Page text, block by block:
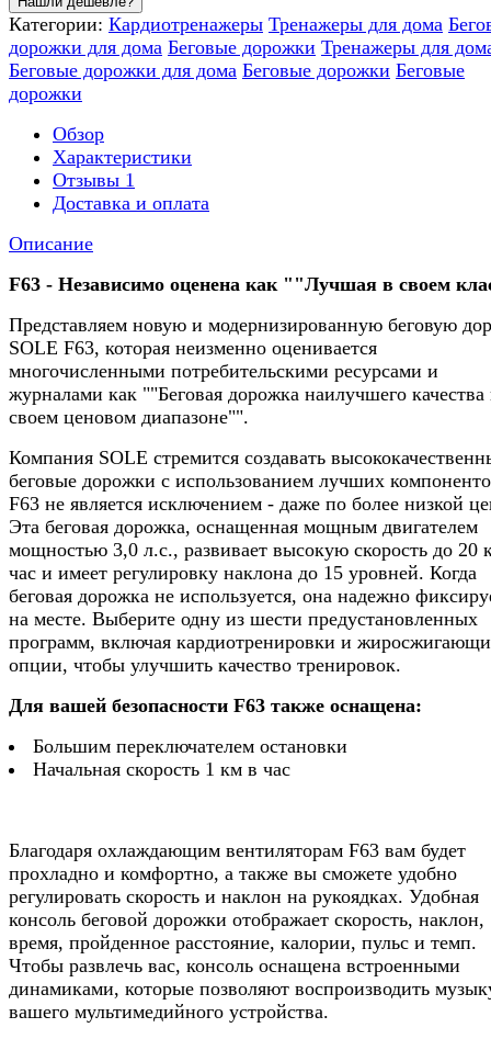
Категории: Кардиотренажеры Тренажеры для дома
дорожки для дома Беговые дорожки Тренажеры для
Беговые дорожки для дома Беговые дорожки Беговые
дорожки
Обзор
Характеристики
Отзывы 1
Доставка и оплата
Описание
F63 - Независимо оценена как ""Лучшая в своем
Представляем новую и модернизированную беговую
SOLE F63, которая неизменно оценивается
многочисленными потребительскими ресурсами и
журналами как ""Беговая дорожка наилучшего качества
своем ценовом диапазоне"".
Компания SOLE стремится создавать
беговые дорожки с использованием лучших
F63 не является исключением - даже по более низкой
Эта беговая дорожка, оснащенная мощным двигателем
мощностью 3,0 л.с., развивает высокую скорость до 20
час и имеет регулировку наклона до 15 уровней. Когда
беговая дорожка не используется, она надежно
на месте. Выберите одну из шести предустановленных
программ, включая кардиотренировки и
опции, чтобы улучшить качество тренировок.
Для вашей безопасности F63 также оснащена:
Большим переключателем остановки
Начальная скорость 1 км в час
Благодаря охлаждающим вентиляторам F63 вам будет
прохладно и комфортно, а также вы сможете удобно
регулировать скорость и наклон на рукоядках. Удобная
консоль беговой дорожки отображает скорость, наклон,
время, пройденное расстояние, калории, пульс и темп.
Чтобы развлечь вас, консоль оснащена встроенными
динамиками, которые позволяют воспроизводить
вашего мультимедийного устройства.